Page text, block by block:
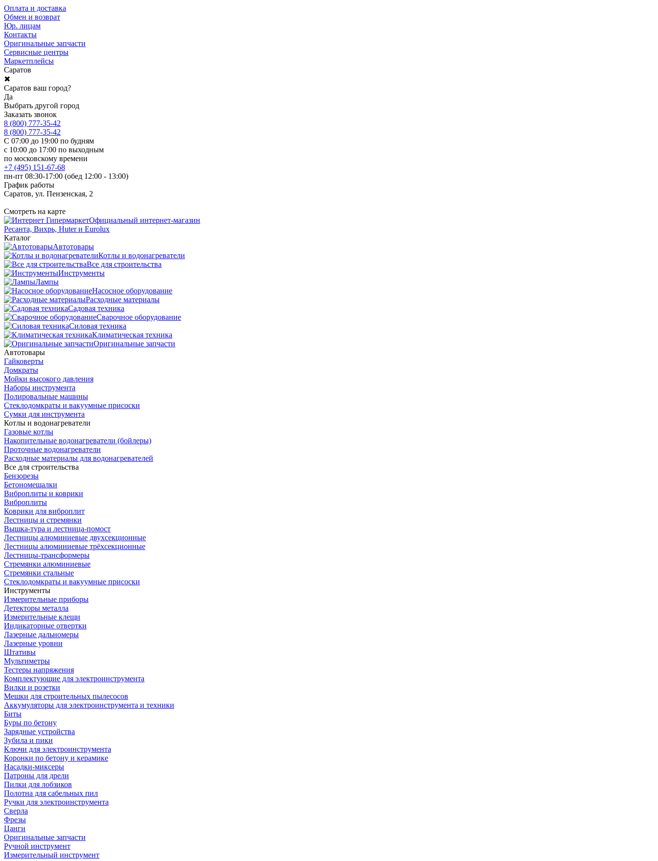
Оплата и доставка
Обмен и возврат
Юр. лицам
Контакты
Оригинальные запчасти
Сервисные центры
Маркетплейсы
Саратов
✖
Саратов ваш город?
Да
Выбрать другой город
Заказать звонок
8 (800) 777-35-42
8 (800) 777-35-42
С 07:00 до 19:00 по будням
с 10:00 до 17:00 по выходным
по московскому времени
+7 (495) 151-67-68
пн-пт 08:30-17:00 (обед 12:00 - 13:00)
График работы
Саратов, ул. Пензенская, 2
Смотреть на карте
Официальный интернет-магазин
Ресанта, Вихрь, Huter и Eurolux
Каталог
Автотовары
Котлы и водонагреватели
Все для строительства
Инструменты
Лампы
Насосное оборудование
Расходные материалы
Садовая техника
Сварочное оборудование
Силовая техника
Климатическая техника
Оригинальные запчасти
Автотовары
Гайковерты
Домкраты
Мойки высокого давления
Наборы инструмента
Полировальные машины
Стеклодомкраты и вакуумные присоски
Сумки для инструмента
Котлы и водонагреватели
Газовые котлы
Накопительные водонагреватели (бойлеры)
Проточные водонагреватели
Расходные материалы для водонагревателей
Все для строительства
Бензорезы
Бетономешалки
Виброплиты и коврики
Виброплиты
Коврики для виброплит
Лестницы и стремянки
Вышка-тура и лестница-помост
Лестницы алюминиевые двухсекционные
Лестницы алюминиевые трёхсекционные
Лестницы-трансформеры
Стремянки алюминиевые
Стремянки стальные
Стеклодомкраты и вакуумные присоски
Инструменты
Измерительные приборы
Детекторы металла
Измерительные клещи
Индикаторные отвертки
Лазерные дальномеры
Лазерные уровни
Штативы
Мультиметры
Тестеры напряжения
Комплектующие для электроинструмента
Вилки и розетки
Мешки для строительных пылесосов
Аккумуляторы для электроинструмента и техники
Биты
Буры по бетону
Зарядные устройства
Зубила и пики
Ключи для электроинструмента
Коронки по бетону и керамике
Насадки-миксеры
Патроны для дрели
Пилки для лобзиков
Полотна для сабельных пил
Ручки для электроинструмента
Сверла
Фрезы
Цанги
Оригинальные запчасти
Ручной инструмент
Измерительный инструмент